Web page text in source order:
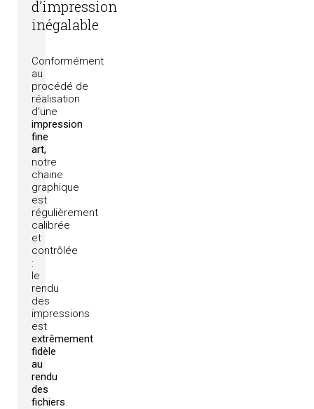
d’impression
inégalable
Conformément
au
procédé de
réalisation
d'une
impression
fine
art,
notre
chaine
graphique
est
régulièrement
calibrée
et
contrôlée
:
le
rendu
des
impressions
est
extrêmement
fidèle
au
rendu
des
fichiers.